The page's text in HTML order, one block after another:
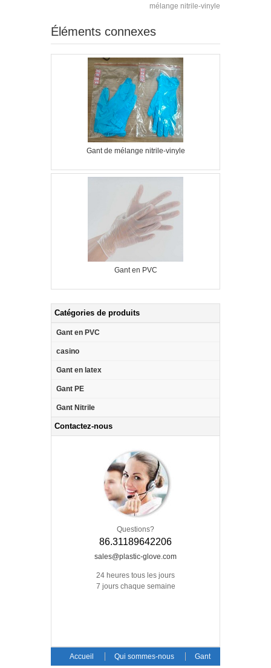
mélange nitrile-vinyle
Éléments connexes
Gant de mélange nitrile-vinyle
Gant en PVC
Catégories de produits
Gant en PVC
casino
Gant en latex
Gant PE
Gant Nitrile
Contactez-nous
Questions?
86.31189642206
sales@plastic-glove.com
24 heures tous les jours
7 jours chaque semaine
Accueil Qui sommes-nous Gant